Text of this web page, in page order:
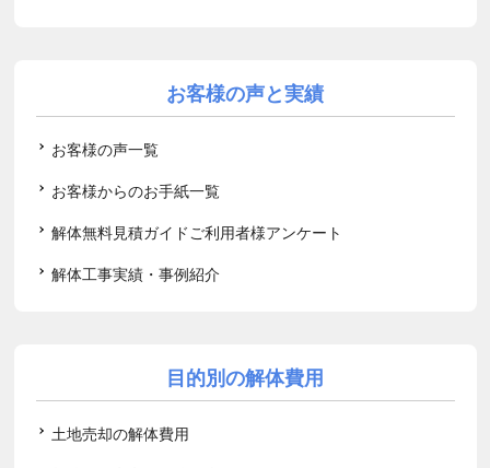
お客様の声と実績
お客様の声一覧
お客様からのお手紙一覧
解体無料見積ガイドご利用者様アンケート
解体工事実績・事例紹介
目的別の解体費用
土地売却の解体費用